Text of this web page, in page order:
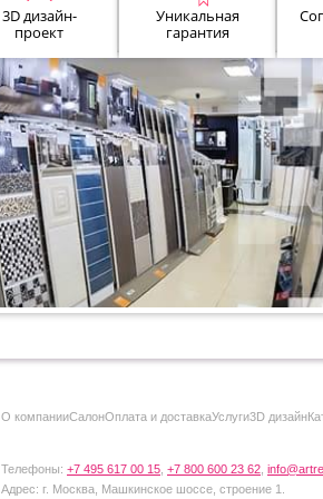
3D дизайн-
проект
Уникальная
гарантия
О компанииCалонОплата и доставкаУслуги3D дизайн
Телефоны: +7 495 617 00 15 +7 800 600 23 62
Адрес: г. Москва, Машкинское шоссе, строение 1.